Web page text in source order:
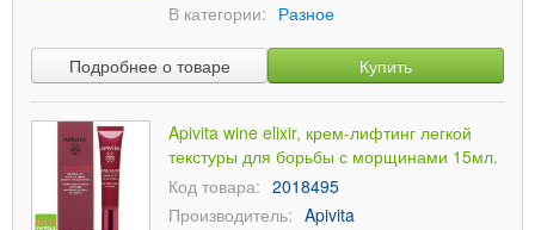
В категории: Разное
Подробнее о товаре Купить
Apivita wine elixir, крем-лифтинг легкой
текстуры для борьбы с морщинами 15мл.
Код товара: 2018495
Производитель: Apivita